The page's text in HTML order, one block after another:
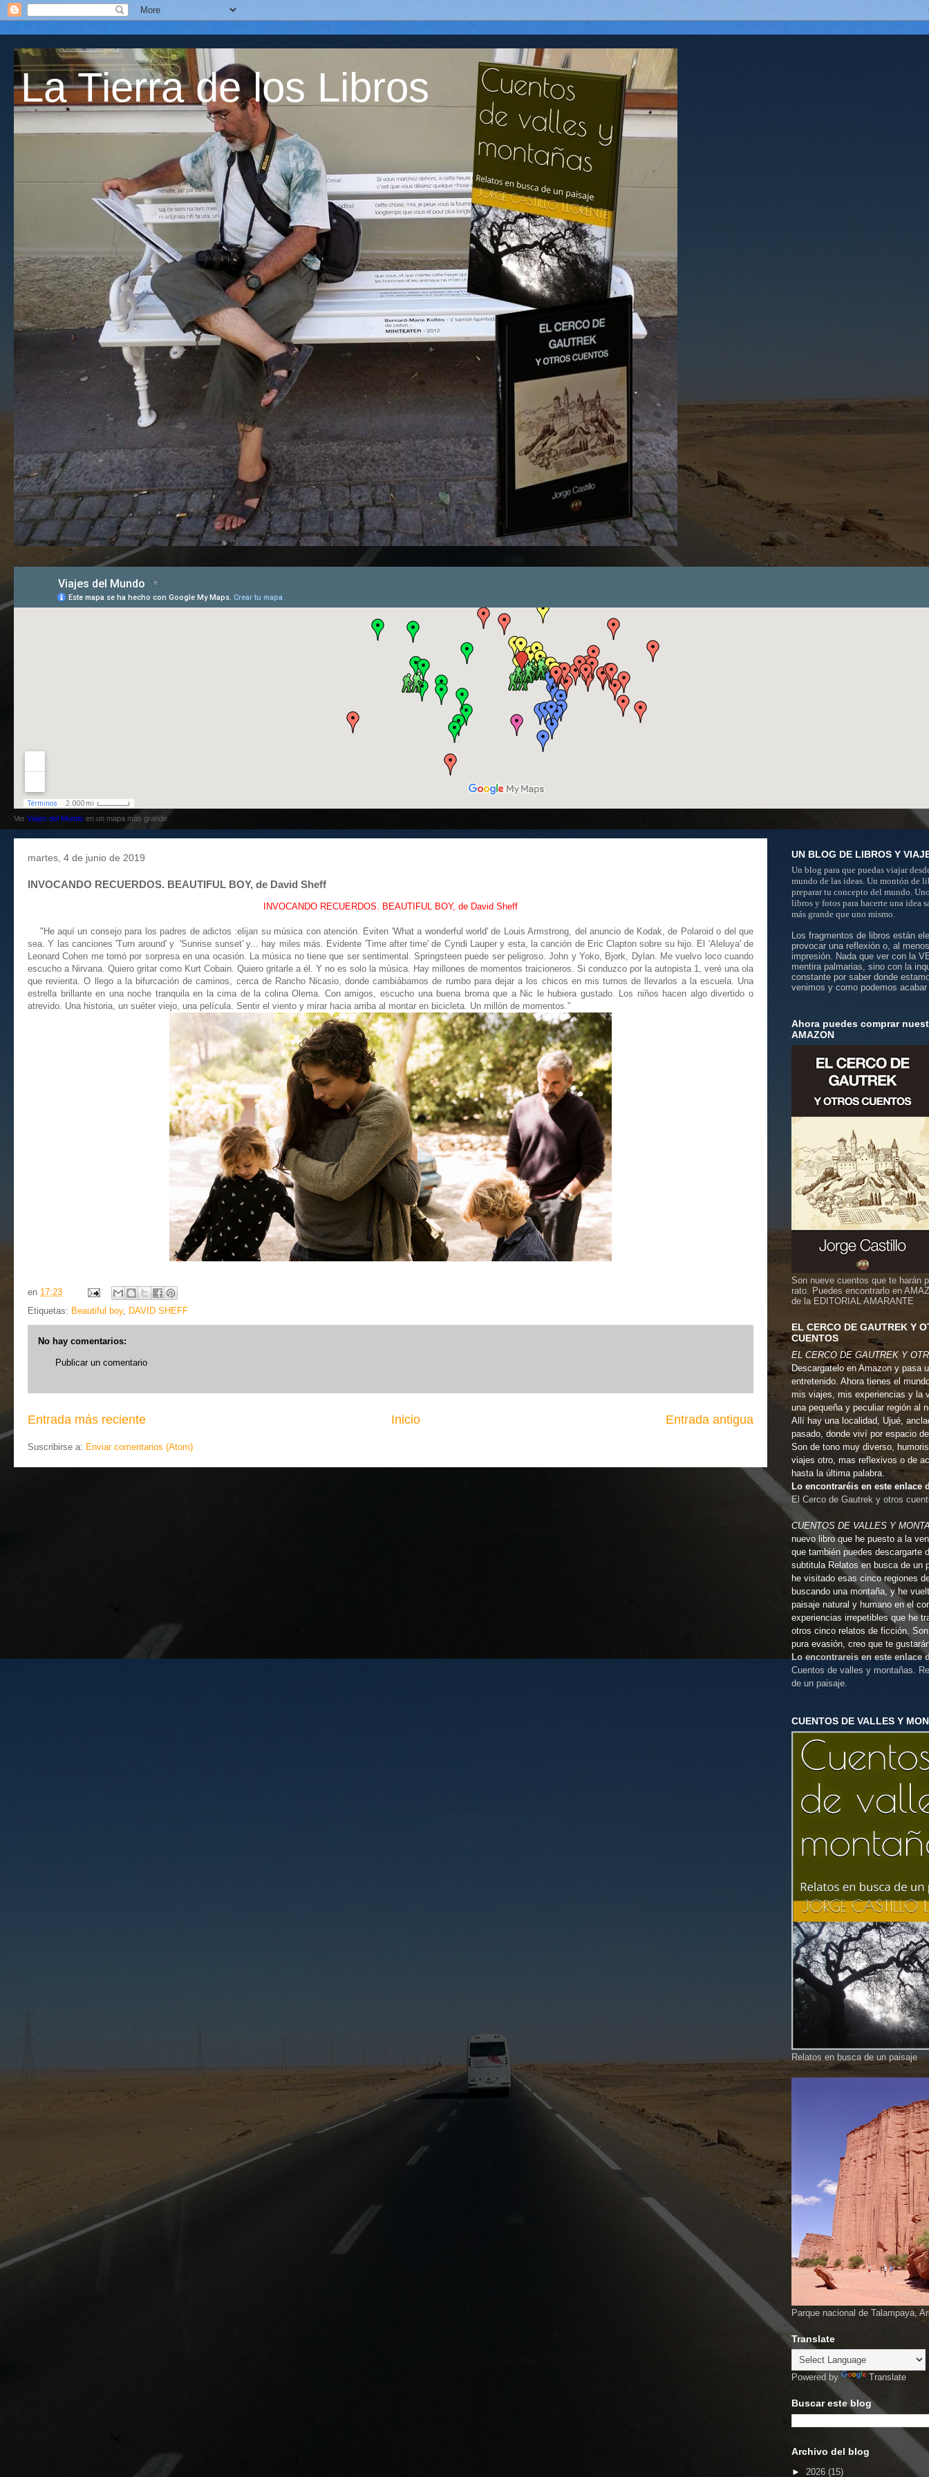
La Tierra de los Libros
Ver Viajes del Mundo en un mapa más grande
martes, 4 de junio de 2019
INVOCANDO RECUERDOS. BEAUTIFUL BOY, de David Sheff
INVOCANDO RECUERDOS. BEAUTIFUL BOY, de David Sheff
"He aquí un consejo para los padres de adictos :elijan su música con atención. Eviten 'What a wonderful world' de Louis Armstrong, del anuncio de Kodak, de Polaroid o del que
sea. Y las canciones 'Turn around' y 'Sunrise sunset' y... hay miles más. Evidente 'Time after time' de Cyndi Lauper y esta, la canción de Eric Clapton sobre su hijo. El 'Aleluya' de
Leonard Cohen me tomó por sorpresa en una ocasión. La música no tiene que ser sentimental. Springsteen puede ser peligroso. John y Yoko, Bjork, Dylan. Me vuelvo loco cuando
escucho a Nirvana. Quiero gritar como Kurt Cobain. Quiero gritarle a él. Y no es solo la música. Hay millones de momentos traicioneros. Si conduzco por la autopista 1, veré una ola
que revienta. O llego a la bifurcación de caminos, cerca de Rancho Nicasio, donde cambiábamos de rumbo para dejar a los chicos en mis turnos de llevarlos a la escuela. Una
estrella brillante en una noche tranquila en la cima de la colina Olema. Con amigos, escucho una buena broma que a Nic le hubiera gustado. Los niños hacen algo divertido o
atrevido. Una historia, un suéter viejo, una película. Sentir el viento y mirar hacia arriba al montar en bicicleta. Un millón de momentos."
en 17:23
Etiquetas: Beautiful boy, DAVID SHEFF
No hay comentarios:
Publicar un comentario
Entrada más reciente Entrada antigua
Inicio
Suscribirse a: Enviar comentarios (Atom)
UN BLOG DE LIBROS Y
Un blog para que puedas viajar
mundo de las ideas. Un montón de
preparar tu concepto del mundo.
libros y fotos para hacerte una idea
más grande que uno mismo.
Los fragmentos de libros están
provocar una reflexión o, al
impresión. Nada que ver con la
mentira palmarias, sino con la
constante por saber donde
venimos y como podemos acabar
Ahora puedes comprar
AMAZON
Son nueve cuentos que te harán
rato. Puedes encontrarlo en
de la EDITORIAL AMARANTE
EL CERCO DE GAUTREK Y
CUENTOS
EL CERCO DE GAUTREK Y
Descargatelo en Amazon y pasa
entretenido. Ahora tienes el
mis viajes, mis experiencias y la
una pequeña y peculiar región al
Allí hay una localidad, Ujué,
pasado, donde viví por espacio
Son de tono muy diverso,
viajes otro, mas reflexivos o de
hasta la última palabra.
Lo encontraréis en este enlace
El Cerco de Gautrek y otros
CUENTOS DE VALLES Y
nuevo libro que he puesto a la
que también puedes descargarte
subtitula Relatos en busca de un
he visitado esas cinco regiones
buscando una montaña, y he
paisaje natural y humano en el
experiencias irrepetibles que he
otros cinco relatos de ficción.
pura evasión, creo que te
Lo encontrareis en este enlace
Cuentos de valles y montañas.
de un paisaje.
CUENTOS DE VALLES Y
Relatos en busca de un paisaje
Parque nacional de Talampaya,
Translate
Powered by Translate
Buscar este blog
Archivo del blog
► 2026 (15)